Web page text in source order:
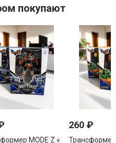
покупают
MODE Z «
260 ₽
Трансформер